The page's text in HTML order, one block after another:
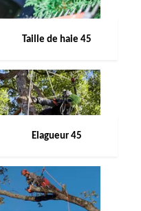
Taille de haie 45
Elagueur 45